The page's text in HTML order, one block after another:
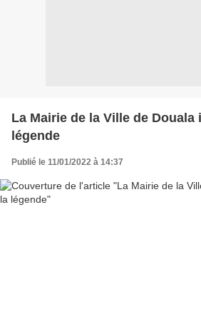
La Mairie de la Ville de
légende
Publié le 11/01/2022 à 14:37